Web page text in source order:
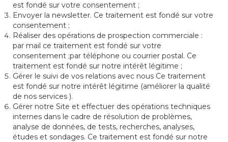
est fondé sur votre consentement ;
Envoyer la newsletter. Ce traitement est fondé sur votre
consentement ;
Réaliser des opérations de prospection commerciale :
par mail ce traitement est fondé sur votre
consentement ;par téléphone ou courrier postal. Ce
traitement est fondé sur notre intérêt légitime ;
Gérer le suivi de vos relations avec nous Ce traitement
est fondé sur notre intérêt légitime (améliorer la qualité
de nos services ).
Gérer notre Site et effectuer des opérations techniques
internes dans le cadre de résolution de problèmes,
analyse de données, de tests, recherches, analyses,
études et sondages. Ce traitement est fondé sur notre